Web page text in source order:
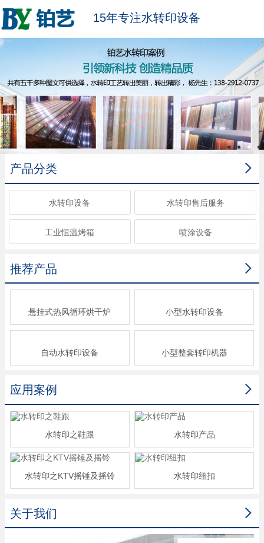
15年专注水转印设备

产品分类
水转印设备 水转印售后服务
工业恒温烤箱 喷涂设备

推荐产品
悬挂式热风循环烘干炉 小型水转印设备
自动水转印设备 小型整套转印机器

应用案例
水转印之鞋跟 水转印产品
水转印之KTV摇锤及摇铃 水转印纽扣

关于我们